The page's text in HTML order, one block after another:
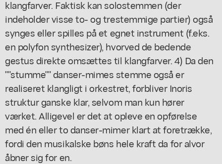
klangfarver. Faktisk kan solostemmen (der
indeholder visse to- og trestemmige partier) også
synges eller spilles på et egnet instrument (f.eks.
en polyfon synthesizer), hvorved de bedende
gestus direkte omsættes til klangfarver. 4) Da den
""stumme"" danser-mimes stemme også er
realiseret klangligt i orkestret, forbliver Inoris
struktur ganske klar, selvom man kun hører
værket. Alligevel er det at opleve en opførelse
med én eller to danser-mimer klart at foretrække,
fordi den musikalske bøns hele kraft da for alvor
åbner sig for en.